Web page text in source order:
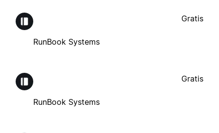
RunBook Systems
Gratis
RunBook Systems
Gratis